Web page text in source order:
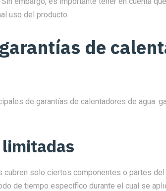
uso del producto.
de
de garantías de calentadores de agua:
cubren solo ciertos componentes o partes del
de tiempo específico durante el cual se